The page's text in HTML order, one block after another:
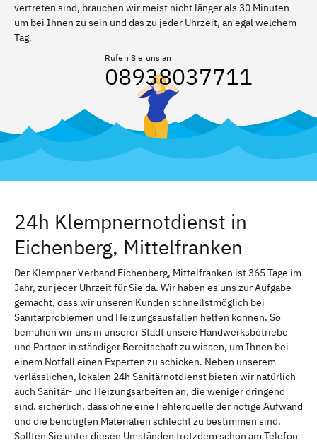
vertreten sind, brauchen wir meist nicht länger als 30 Minuten
um bei Ihnen zu sein und das zu jeder Uhrzeit, an egal welchem
Tag.
Rufen Sie uns an
08938037711
24h Klempnernotdienst in
Eichenberg, Mittelfranken
Der Klempner Verband Eichenberg, Mittelfranken ist 365 Tage im
Jahr, zur jeder Uhrzeit für Sie da. Wir haben es uns zur Aufgabe
gemacht, dass wir unseren Kunden schnellstmöglich bei
Sanitärproblemen und Heizungsausfällen helfen können. So
bemühen wir uns in unserer Stadt unsere Handwerksbetriebe
und Partner in ständiger Bereitschaft zu wissen, um Ihnen bei
einem Notfall einen Experten zu schicken. Neben unserem
verlässlichen, lokalen 24h Sanitärnotdienst bieten wir natürlich
auch Sanitär- und Heizungsarbeiten an, die weniger dringend
sind. sicherlich, dass ohne eine Fehlerquelle der nötige Aufwand
und die benötigten Materialien schlecht zu bestimmen sind.
Sollten Sie unter diesen Umständen trotzdem schon am Telefon